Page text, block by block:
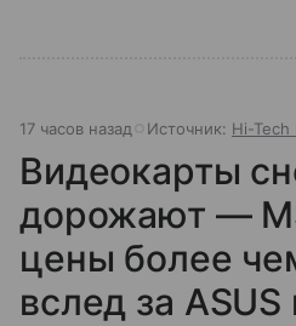
17 часов назад Источник: Hi-Tech
Видеокарты
дорожают —
цены более
вслед за